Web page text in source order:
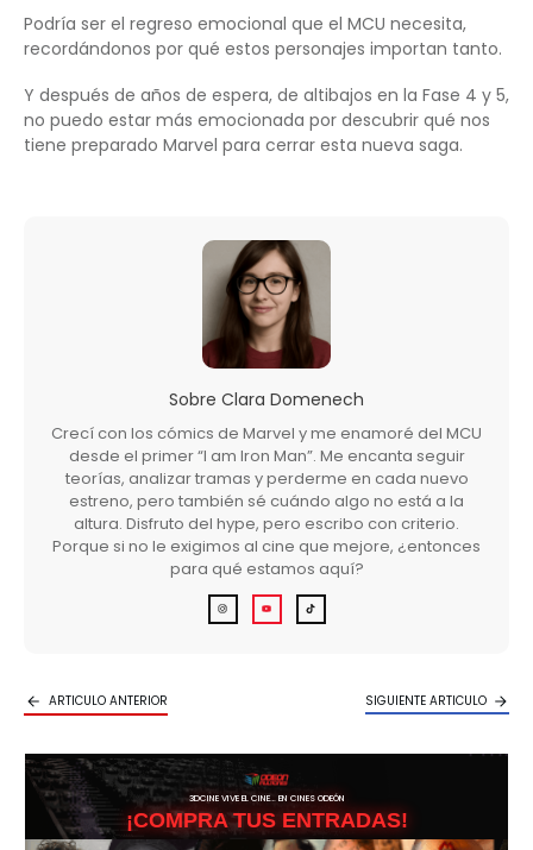
Podría ser el regreso emocional que el MCU necesita,
recordándonos por qué estos personajes importan tanto.
Y después de años de espera, de altibajos en la Fase 4 y 5,
no puedo estar más emocionada por descubrir qué nos
tiene preparado Marvel para cerrar esta nueva saga.
Sobre Clara Domenech
Crecí con los cómics de Marvel y me enamoré del MCU
desde el primer “I am Iron Man”. Me encanta seguir
teorías, analizar tramas y perderme en cada nuevo
estreno, pero también sé cuándo algo no está a la
altura. Disfruto del hype, pero escribo con criterio.
Porque si no le exigimos al cine que mejore, ¿entonces
para qué estamos aquí?
ARTICULO ANTERIOR SIGUIENTE ARTICULO
3DCINE VIVE EL CINE… EN CINES ODEÓN
¡COMPRA TUS ENTRADAS!